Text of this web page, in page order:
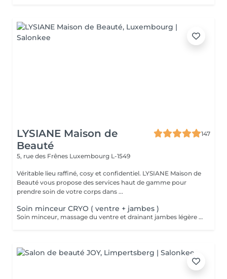
LYSIANE Maison de
Beauté
147
5, rue des Frênes Luxembourg L-1549
Véritable lieu raffiné, cosy et confidentiel. LYSIANE Maison de
Beauté vous propose des services haut de gamme pour
prendre soin de votre corps dans ...
Soin minceur CRYO ( ventre + jambes )
Soin minceur, massage du ventre et drainant jambes légère associé a un enveloppement bandes / liquide CRYO pour un effet raffermissant +++